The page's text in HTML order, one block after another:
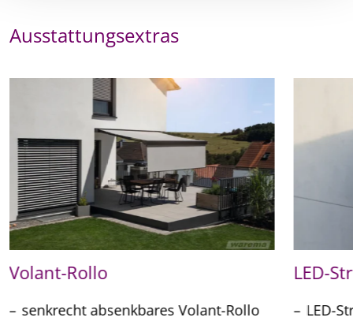
Ausstattungsextras
Volant-Rollo
senkrecht absenkbares Volant-Rollo
LED-
LED-